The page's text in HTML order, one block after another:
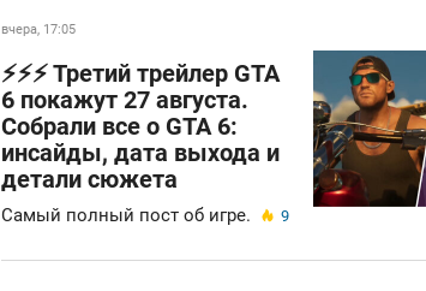
вчера, 17:05
⚡️⚡️⚡️ Третий трейлер GTA
6 покажут 27 августа.
Собрали все о GTA 6:
инсайды, дата выхода и
детали сюжета
Самый полный пост об игре. 9